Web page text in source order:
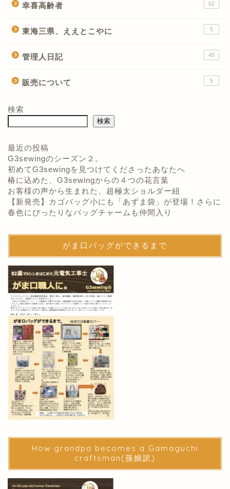
幸喜高齢者 62
東海三県、ええとこやに 5
管理人日記 45
販売について 5
検索
検索
最近の投稿
G3sewingのシーズン２。
初めてG3sewingを見つけてくださったあなたへ
椿に込めた、G3sewingからの４つの花言葉
お客様の声から生まれた、超極太ショルダー紐
【新発売】カゴバッグ小にも「あずま袋」が登場！さらに
春色にぴったりなバッグチャームも仲間入り
がま口バッグができるまで
How grandpa becomes a Gamaguchi
craftsman(孫娘訳)